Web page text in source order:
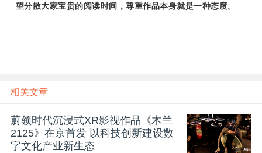
望分散大家宝贵的阅读时间，尊重作品本身就是一种态度。
相关文章
蔚领时代沉浸式XR影视作品《木兰
2125》在京首发 以科技创新建设数
字文化产业新生态